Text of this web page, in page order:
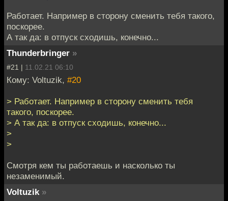
Работает. Например в сторону сменить тебя такого,
поскорее.
А так да: в отпуск сходишь, конечно...
Thunderbringer »
#21 | 11.02.21 06:10
Кому: Voltuzik, #20
> Работает. Например в сторону сменить тебя
такого, поскорее.
> А так да: в отпуск сходишь, конечно...
>
>
Cмотря кем ты работаешь и насколько ты
незаменимый.
Voltuzik »